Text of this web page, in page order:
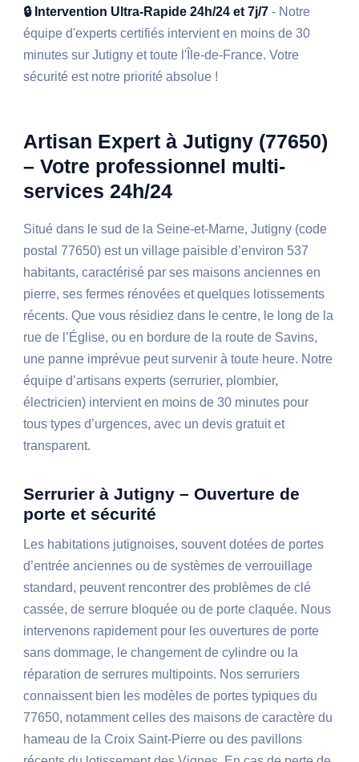
🔒 Intervention Ultra-Rapide 24h/24 et 7j/7 - Notre
équipe d'experts certifiés intervient en moins de 30
minutes sur Jutigny et toute l'Île-de-France. Votre
sécurité est notre priorité absolue !
Artisan Expert à Jutigny (77650)
– Votre professionnel multi-
services 24h/24
Situé dans le sud de la Seine-et-Marne, Jutigny (code
postal 77650) est un village paisible d’environ 537
habitants, caractérisé par ses maisons anciennes en
pierre, ses fermes rénovées et quelques lotissements
récents. Que vous résidiez dans le centre, le long de la
rue de l’Église, ou en bordure de la route de Savins,
une panne imprévue peut survenir à toute heure. Notre
équipe d’artisans experts (serrurier, plombier,
électricien) intervient en moins de 30 minutes pour
tous types d’urgences, avec un devis gratuit et
transparent.
Serrurier à Jutigny – Ouverture de
porte et sécurité
Les habitations jutignoises, souvent dotées de portes
d’entrée anciennes ou de systèmes de verrouillage
standard, peuvent rencontrer des problèmes de clé
cassée, de serrure bloquée ou de porte claquée. Nous
intervenons rapidement pour les ouvertures de porte
sans dommage, le changement de cylindre ou la
réparation de serrures multipoints. Nos serruriers
connaissent bien les modèles de portes typiques du
77650, notamment celles des maisons de caractère du
hameau de la Croix Saint-Pierre ou des pavillons